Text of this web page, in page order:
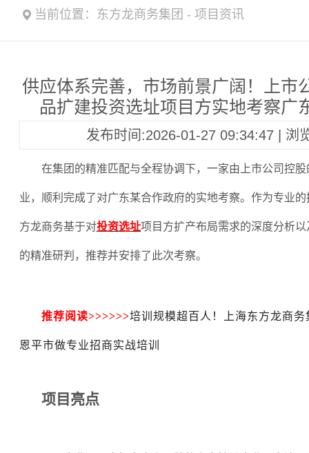
当前位置： 东方龙商务集团 - 项目资讯
供应体系完善，市场前景广阔！上市
品扩建投资选址项目方实地考察广
发布时间:2026-01-27 09:34:47 | 浏
在集团的精准匹配与全程协调下，一家由上市公司控股
业，顺利完成了对广东某合作政府的实地考察。作为专业
方龙商务基于对投资选址项目方扩产布局需求的深度分析
的精准研判，推荐并安排了此次考察。
推荐阅读>>>>>>培训规模超百人！上海东方龙商
恩平市做专业招商实战培训
项目亮点